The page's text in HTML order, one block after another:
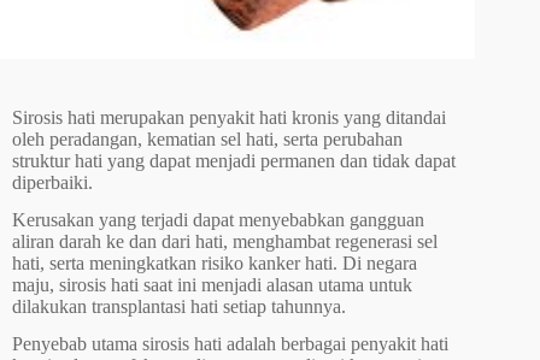
Sirosis hati merupakan penyakit hati kronis yang ditandai
oleh peradangan, kematian sel hati, serta perubahan
struktur hati yang dapat menjadi permanen dan tidak dapat
diperbaiki.
Kerusakan yang terjadi dapat menyebabkan gangguan
aliran darah ke dan dari hati, menghambat regenerasi sel
hati, serta meningkatkan risiko kanker hati. Di negara
maju, sirosis hati saat ini menjadi alasan utama untuk
dilakukan transplantasi hati setiap tahunnya.
Penyebab utama sirosis hati adalah berbagai penyakit hati